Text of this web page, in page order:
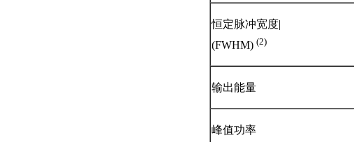
恒定脉冲宽度|
(FWHM) (2)
输出能量
峰值功率